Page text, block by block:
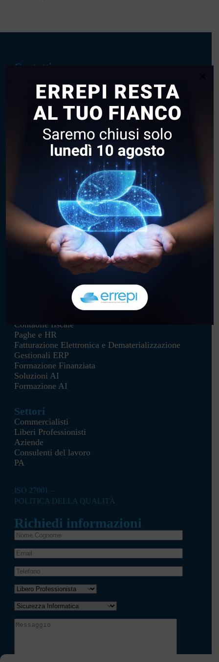
Richiedi informazioni
Contabile fiscale
Paghe e HR
Fatturazione Elettronica e Dematerializzazione
Gestionali ERP
Formazione Finanziata
Soluzioni AI
Formazione AI
Settori
Commercialisti
Liberi Professionisti
Aziende
Consulenti del lavoro
PA
ISO 27001 –
POLITICA DELLA QUALITÀ
Contatti
0564 420000
info@errepi.it
Seguici
Errepi sostiene il Progetto
“Salute in Comune”